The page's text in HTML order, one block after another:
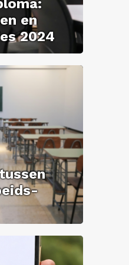
en
2024